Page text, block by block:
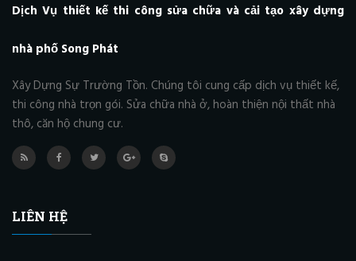
Dịch Vụ thiết kế thi công sửa chữa và cải tạo xây dựng
nhà phố Song Phát
Xây Dựng Sự Trường Tồn. Chúng tôi cung cấp dịch vụ thiết kế,
thi công nhà trọn gói. Sửa chữa nhà ở, hoàn thiện nội thất nhà
thô, căn hộ chung cư.
LIÊN HỆ